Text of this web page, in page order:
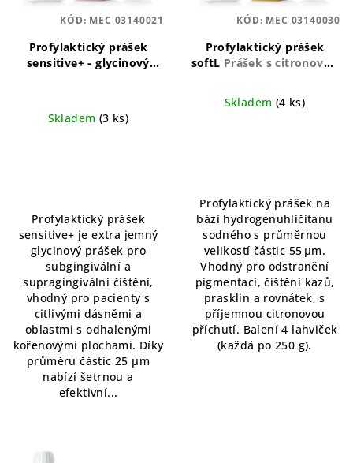
Profylaktický prášek
sensitive+ - glycinový
sladká příchuť
Skladem (3 ks)
z
5
hvězdiček.
Profylaktický prášek
sensitive+ je extra jemný
glycinový prášek pro
subgingivální a
supragingivální čištění,
vhodný pro pacienty s
citlivými dásněmi a
oblastmi s odhalenými
kořenovými plochami. Díky
průměru částic 25 μm
nabízí šetrnou a
efektivní...
KÓD: MEC 03140021
Profylaktický prášek
softL Prášek s citronovou
šetrné odstranění
pigmentací
Skladem (4 ks)
z
5
hvězdiček.
Profylaktický prášek na
bázi hydrogenuhličitanu
sodného s průměrnou
velikostí částic 55 μm.
Vhodný pro odstranění
pigmentací, čištění kazů,
prasklin a rovnátek, s
příjemnou citronovou
příchutí. Balení 4 lahviček
(každá po 250 g).
KÓD: MEC 03140030